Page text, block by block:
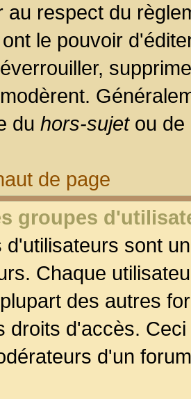
au respect du
le pouvoir
du hors-sujetou de
de page
groupes
d'utilisateurs sont
Chaque
des autres
droits d'accès.
d'un